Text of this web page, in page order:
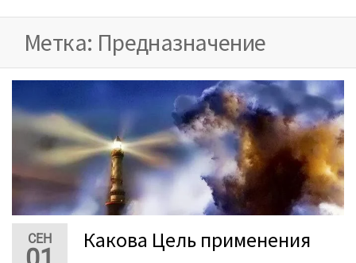
Метка: Предназначение
СЕН
Какова Цель применения